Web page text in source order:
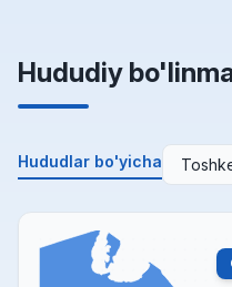
Hududiy
Hududlar bo'yicha